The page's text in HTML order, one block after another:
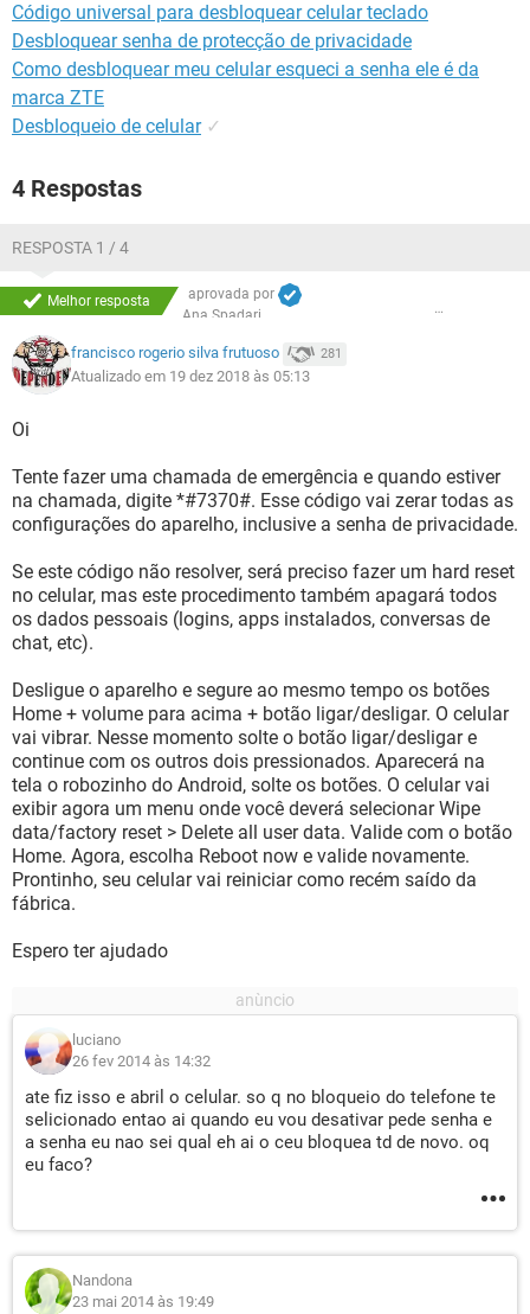
Código universal para desbloquear celular teclado
Desbloquear senha de protecção de privacidade
Como desbloquear meu celular esqueci a senha ele é da
marca ZTE
Desbloqueio de celular ✓
4 Respostas
RESPOSTA 1 / 4
Melhor resposta
aprovada por
Ana Spadari
francisco rogerio silva frutuoso 281
Atualizado em 19 dez 2018 às 05:13
Oi
Tente fazer uma chamada de emergência e quando estiver
na chamada, digite *#7370#. Esse código vai zerar todas as
configurações do aparelho, inclusive a senha de privacidade.
Se este código não resolver, será preciso fazer um hard reset
no celular, mas este procedimento também apagará todos
os dados pessoais (logins, apps instalados, conversas de
chat, etc).
Desligue o aparelho e segure ao mesmo tempo os botões
Home + volume para acima + botão ligar/desligar. O celular
vai vibrar. Nesse momento solte o botão ligar/desligar e
continue com os outros dois pressionados. Aparecerá na
tela o robozinho do Android, solte os botões. O celular vai
exibir agora um menu onde você deverá selecionar Wipe
data/factory reset > Delete all user data. Valide com o botão
Home. Agora, escolha Reboot now e valide novamente.
Prontinho, seu celular vai reiniciar como recém saído da
fábrica.
Espero ter ajudado
luciano
26 fev 2014 às 14:32
ate fiz isso e abril o celular. so q no bloqueio do telefone te
selicionado entao ai quando eu vou desativar pede senha e
a senha eu nao sei qual eh ai o ceu bloquea td de novo. oq
eu faco?
Nandona
23 mai 2014 às 19:49